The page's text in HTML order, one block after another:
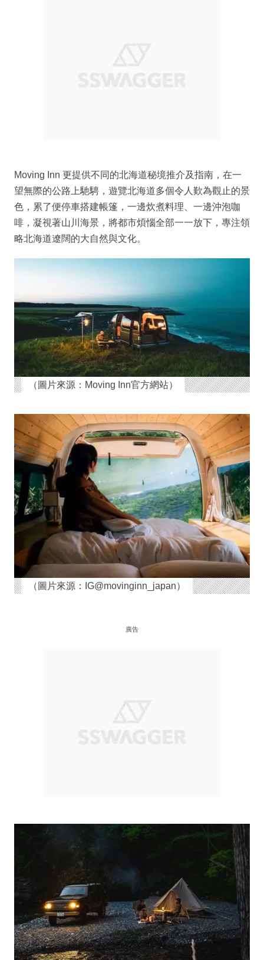
Moving Inn 更提供不同的北海道秘境推介及指南，在一
望無際的公路上馳騁，遊覽北海道多個令人歎為觀止的景
色，累了便停車搭建帳篷，一邊炊煮料理、一邊沖泡咖
啡，凝視著山川海景，將都市煩惱全部一一放下，專注領
略北海道遼闊的大自然與文化。
（圖片來源：Moving Inn官方網站）
（圖片來源：IG@movinginn_japan）
廣告